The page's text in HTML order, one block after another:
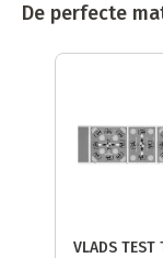
De perfecte
VLADS TEST